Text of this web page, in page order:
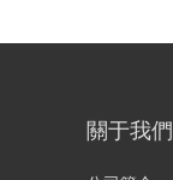
關于我們